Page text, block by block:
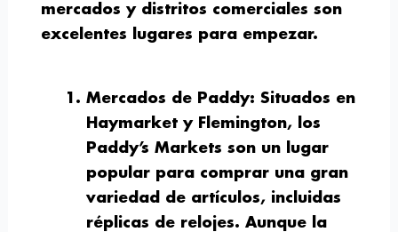
mercados y distritos comerciales son
excelentes lugares para empezar.
Mercados de Paddy: Situados en
Haymarket y Flemington, los
Paddy’s Markets son un lugar
popular para comprar una gran
variedad de artículos, incluidas
réplicas de relojes. Aunque la